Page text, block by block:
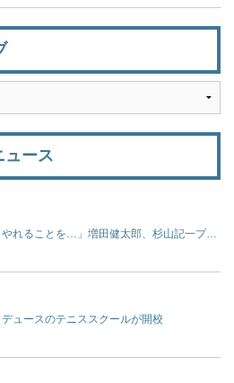
ュース
を…」増田健太郎、杉山記一プロらが「ジュニア強化練習会」を開催！
ュースのテニススクールが開校